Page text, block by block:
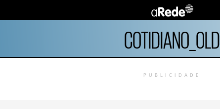
COTIDIANO_OLD
PUBLICIDADE